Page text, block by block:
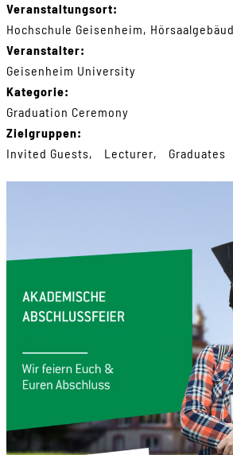
Veranstaltungsort:
Hochschule Geisenheim,
Veranstalter:
Geisenheim University
Kategorie:
Graduation Ceremony
Zielgruppen:
Invited Guests
Lecturer Graduates